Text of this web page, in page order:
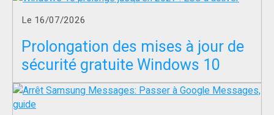
Le 16/07/2026
Prolongation des mises à jour de
sécurité gratuite Windows 10